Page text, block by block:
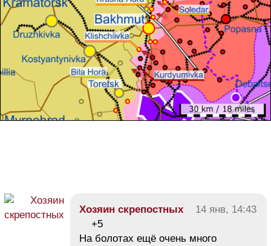
Хозяин скрепостных
14 янв, 14:43
+5
На болотах ещё очень много